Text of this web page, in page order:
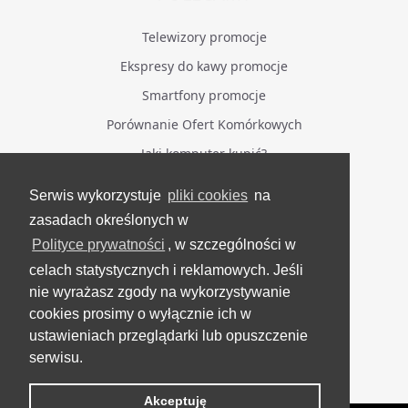
Serwis wykorzystuje pliki cookies na
zasadach określonych w
Polityce prywatności , w szczególności w
celach statystycznych i reklamowych. Jeśli
nie wyrażasz zgody na wykorzystywanie
cookies prosimy o wyłącznie ich w
ustawieniach przeglądarki lub opuszczenie
serwisu.
Akceptuję
Telewizory promocje
Ekspresy do kawy promocje
Smartfony promocje
Porównanie Ofert Komórkowych
Jaki komputer kupić?
BĄDŹ NA BIEŻĄCO
Facebook
Grupa Testerzy Videotestów
YouTube
Twitter